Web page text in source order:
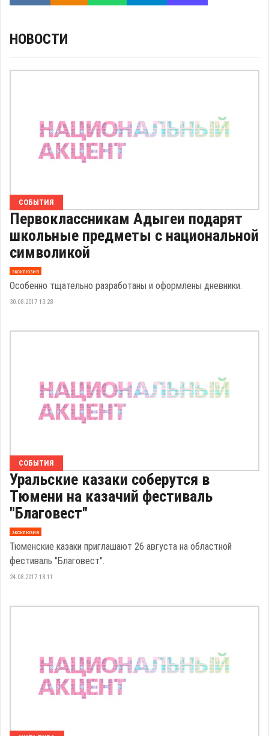
НОВОСТИ
СОБЫТИЯ
Первоклассникам Адыгеи подарят
школьные предметы с национальной
символикой
эксклюзив
Особенно тщательно разработаны и оформлены дневники.
30.08.2017 13:28
СОБЫТИЯ
Уральские казаки соберутся в
Тюмени на казачий фестиваль
"Благовест"
эксклюзив
Тюменские казаки приглашают 26 августа на областной
фестиваль "Благовест".
24.08.2017 18:11